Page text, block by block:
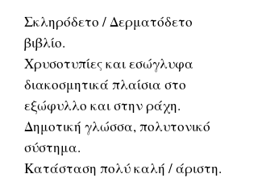
Σκληρόδετο / Δερματόδετο
βιβλίο.
Χρυσοτυπίες και εσώγλυφα
διακοσμητικά πλαίσια στο
εξώφυλλο και στην ράχη.
Δημοτική γλώσσα, πολυτονικό
σύστημα.
Κατάσταση πολύ καλή / άριστη.